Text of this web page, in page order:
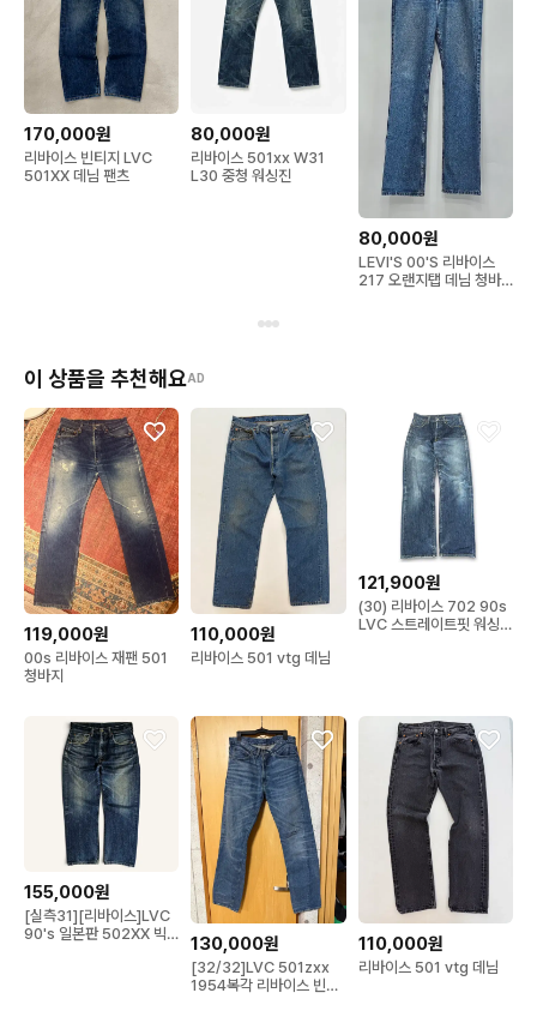
170,000원
리바이스 빈티지 LVC
501XX 데님 팬츠
80,000원
리바이스 501xx W31
L30 중청 워싱진
80,000원
LEVI'S 00'S 리바이스
217 오랜지탭 데님 청바
이 상품을 추천해요AD
119,000원
00s 리바이스 재팬 501
청바지
110,000원
리바이스 501 vtg 데님
121,900원
(30) 리바이스 702 90s
LVC 스트레이트핏 워싱
155,000원
[실측31][리바이스]LVC
90's 일본판 502XX 빅E
130,000원
[32/32]LVC 501zxx
1954복각 리바이스 빈티
110,000원
리바이스 501 vtg 데님